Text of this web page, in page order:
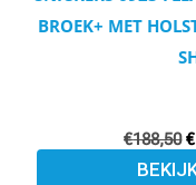
BROEK+ MET
€188,50 €